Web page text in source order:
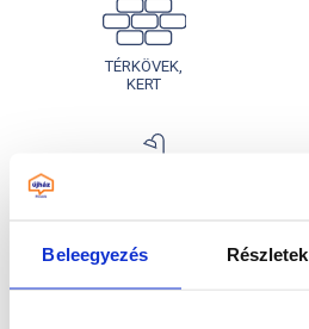
Beleegyezés Részletek
TÉRKÖVEK,
KERT